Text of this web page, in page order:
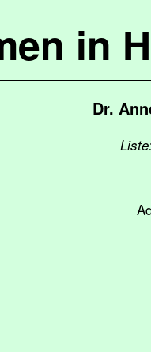
in
Dr.